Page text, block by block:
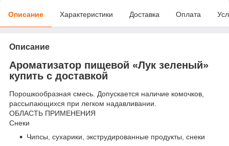
Описание Характеристики Доставка Оплата
Описание
Ароматизатор пищевой «Лук зеленый»
купить с доставкой
Порошкообразная смесь. Допускается наличие комочков,
рассыпающихся при легком надавливании.
ОБЛАСТЬ ПРИМЕНЕНИЯ
Снеки
Чипсы, сухарики, экструдированные продукты, снеки